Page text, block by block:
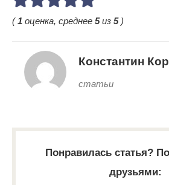
(1 оценка, среднее 5из 5)
Константин
статьи
Понравилась статья?
друзьями: